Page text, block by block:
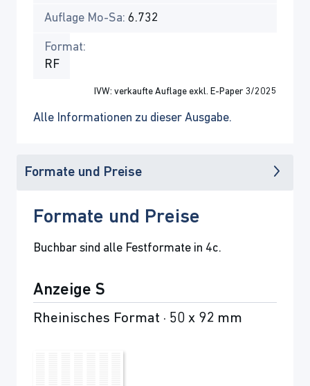
Auflage Mo-Sa: 6.732
Format:
RF
IVW: verkaufte Auflage exkl. E-Paper 3/2025
Alle Informationen zu dieser Ausgabe.
Formate und Preise
Formate und Preise
Buchbar sind alle Festformate in 4c.
Anzeige S
Rheinisches Format · 50 x 92 mm